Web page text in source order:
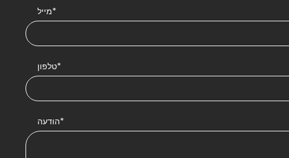
מייל*
טלפון*
הודעה*